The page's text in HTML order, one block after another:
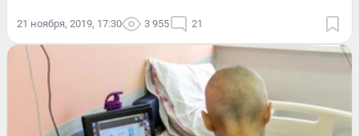
21 ноября, 2019, 17:30 3 955 21